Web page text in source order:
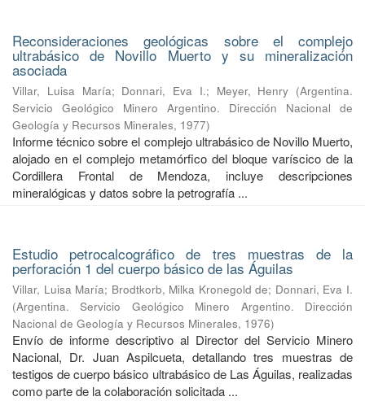
Reconsideraciones geológicas sobre el complejo
ultrabásico de Novillo Muerto y su mineralización
asociada
Villar, Luisa María; Donnari, Eva I.; Meyer, Henry (Argentina.
Servicio Geológico Minero Argentino. Dirección Nacional de
Geología y Recursos Minerales, 1977)
Informe técnico sobre el complejo ultrabásico de Novillo Muerto,
alojado en el complejo metamórfico del bloque varíscico de la
Cordillera Frontal de Mendoza, incluye descripciones
mineralógicas y datos sobre la petrografía ...
Estudio petrocalcográfico de tres muestras de la
perforación 1 del cuerpo básico de las Águilas
Villar, Luisa María; Brodtkorb, Milka Kronegold de; Donnari, Eva I.
(Argentina. Servicio Geológico Minero Argentino. Dirección
Nacional de Geología y Recursos Minerales, 1976)
Envío de informe descriptivo al Director del Servicio Minero
Nacional, Dr. Juan Aspilcueta, detallando tres muestras de
testigos de cuerpo básico ultrabásico de Las Águilas, realizadas
como parte de la colaboración solicitada ...